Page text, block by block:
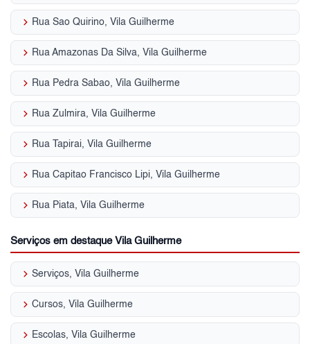
keyboard_arrow_right Rua Sao Quirino, Vila Guilherme
keyboard_arrow_right Rua Amazonas Da Silva, Vila Guilherme
keyboard_arrow_right Rua Pedra Sabao, Vila Guilherme
keyboard_arrow_right Rua Zulmira, Vila Guilherme
keyboard_arrow_right Rua Tapirai, Vila Guilherme
keyboard_arrow_right Rua Capitao Francisco Lipi, Vila Guilherme
keyboard_arrow_right Rua Piata, Vila Guilherme
Serviços em destaque Vila Guilherme
keyboard_arrow_right Serviços, Vila Guilherme
keyboard_arrow_right Cursos, Vila Guilherme
keyboard_arrow_right Escolas, Vila Guilherme